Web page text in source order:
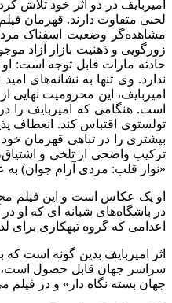
حادثه مارات قابل توجه است:
تولستوی اقتباس کند. انعطاف
«نوار قلب: مردی آرام جوان)
او یک عکاس است و این فیلم
اعدامی که گروه تبهکاری
اثر امیربایف بدین گونه است
سراسر جهان قابل حصول است،
جهان بسته نگاه دار» و در